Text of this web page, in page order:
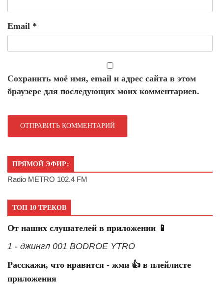
Email *
Сохранить моё имя, email и адрес сайта в этом
браузере для последующих моих комментариев.
ПРЯМОЙ ЭФИР:
Radio METRO 102.4 FM
ТОП 10 ТРЕКОВ
От наших слушателей в приложении 📱
1 - джингл 001 BODROE YTRO
Расскажи, что нравится - жми 👍 в плейлисте
приложения